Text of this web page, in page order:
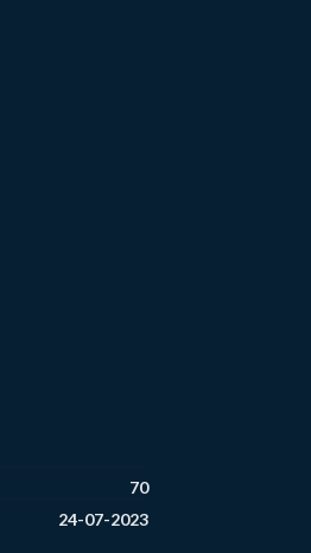
70
24-07-2023